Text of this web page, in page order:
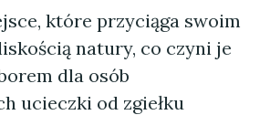
które przyciąga swoim
natury, co czyni je
dla osób
ucieczki od zgiełku